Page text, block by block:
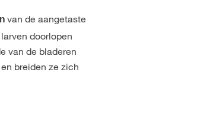
van de aangetaste
doorlopen
van de bladeren
breiden ze zich